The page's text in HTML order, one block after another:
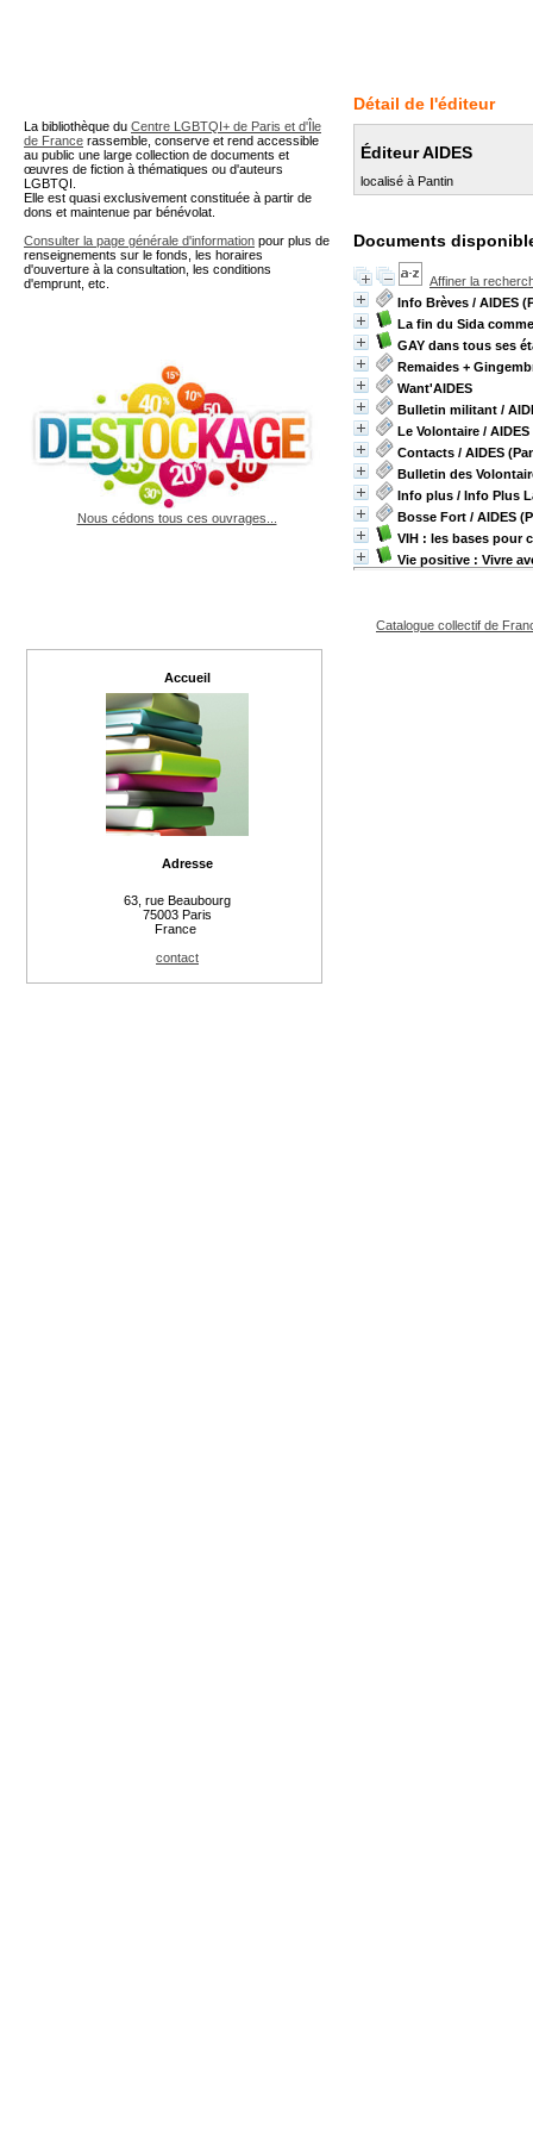
Détail de l'éditeur
Éditeur AIDES
localisé à Pantin
Documents
Affiner la
Info Brèves / AIDES
La fin du Sida
GAY dans tous ses
Remaides +
Want'AIDES
Bulletin militant /
Le Volontaire /
Contacts / AIDES
Bulletin des
Info plus / Info Plus
Bosse Fort / AIDES
VIH : les bases pour
Vie positive : Vivre
Catalogue collectif de
La bibliothèque du Centre LGBTQI+ de Paris et d'Île
de France rassemble, conserve et rend accessible
au public une large collection de documents et
œuvres de fiction à thématiques ou d'auteurs
LGBTQI.
Elle est quasi exclusivement constituée à partir de
dons et maintenue par bénévolat.
Consulter la page générale d'information pour plus de
renseignements sur le fonds, les horaires
d'ouverture à la consultation, les conditions
d'emprunt, etc.
Nous cédons tous ces ouvrages...
Accueil
Adresse
63, rue Beaubourg
75003 Paris
France
contact